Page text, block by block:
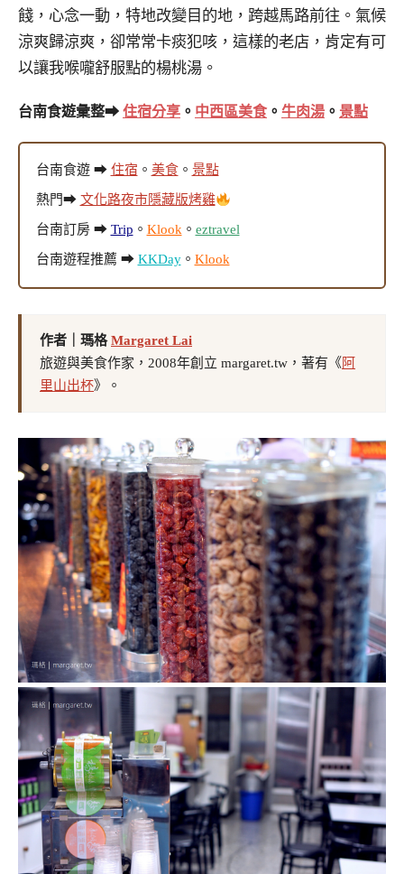
餞，心念一動，特地改變目的地，跨越馬路前往。氣候
涼爽歸涼爽，卻常常卡痰犯咳，這樣的老店，肯定有可
以讓我喉嚨舒服點的楊桃湯。
台南食遊彙整➡ 住宿分享 。 中西區美食。 牛肉湯 。 景點
台南食遊 ➡ 住宿 。 美食。 景點
熱門➡ 文化路夜市隱藏版烤雞
台南訂房 ➡ Trip 。 Klook 。 eztravel
台南遊程推薦 ➡ KKDay。 Klook
作者｜瑪格Margaret Lai
旅遊與美食作家，2008年創立 margaret.tw，著有《阿
里山出杯》。